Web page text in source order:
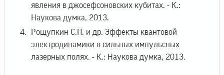
явления в джосефсоновских кубитах. - К.:
Наукова думка, 2013.
Рощупкин С.П. и др. Эффекты квантовой
электродинамики в сильных импульсных
лазерных полях. - К.: Наукова думка, 2013.